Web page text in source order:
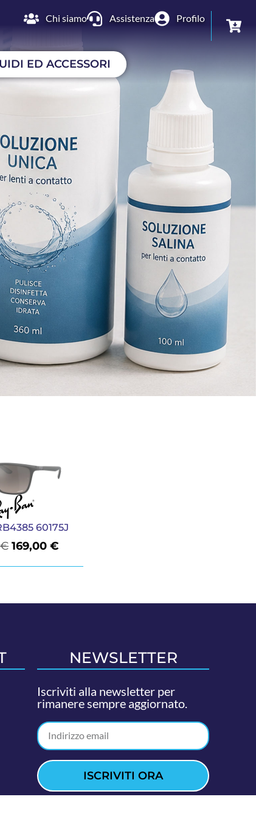
Chi siamo Assistenza Profilo
ED ACCESSORI
60175J
€ 169,00€
NEWSLETTER
Iscriviti alla newsletter per
rimanere sempre aggiornato.
ISCRIVITI ORA